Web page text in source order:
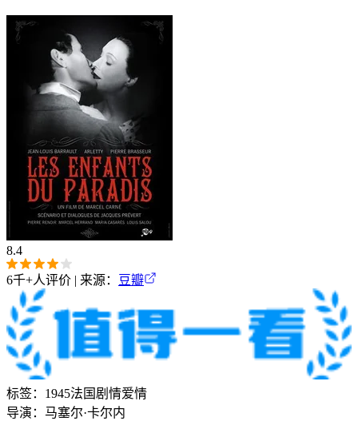
8.4
6千+人评价 | 来源： 豆瓣
标签： 1945法国 剧情爱情
导演： 马塞尔·卡尔内